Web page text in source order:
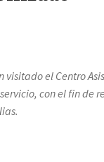
visitado el Centro
con el fin de